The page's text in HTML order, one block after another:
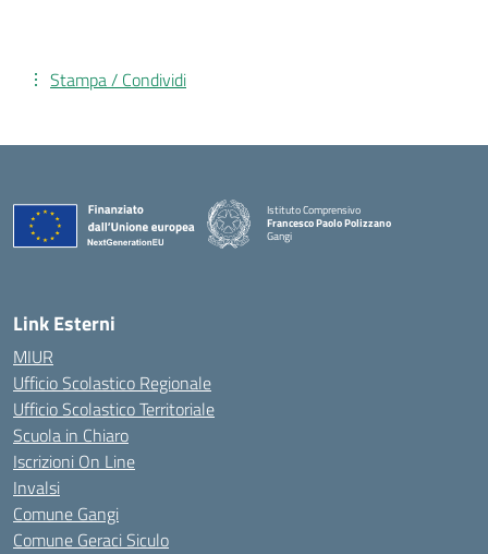
Stampa / Condividi
Istituto Comprensivo
Francesco Paolo Polizzano
Gangi
— Visita la pagina iniziale della scuola
Link Esterni
MIUR
Ufficio Scolastico Regionale
Ufficio Scolastico Territoriale
Scuola in Chiaro
Iscrizioni On Line
Invalsi
Comune Gangi
Comune Geraci Siculo